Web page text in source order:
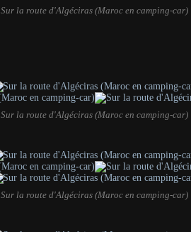
Sur la route d'Algéciras (Maroc en camping-car)
Sur la route d'Algéciras (Maroc en camping-car)
Sur la route d'Algéciras (Maroc en camping-car)